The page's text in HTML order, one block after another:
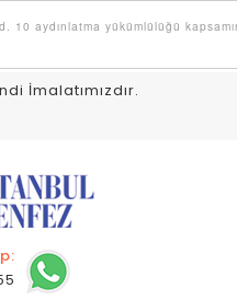
10 aydınlatma yükümlülüğü
İmalatımızdır.